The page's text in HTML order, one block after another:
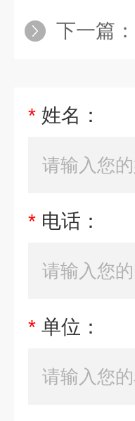
下一篇：
* 姓名：
* 电话：
* 单位：